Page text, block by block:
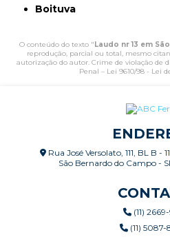
Boituva
O conteúdo do texto "Laudo nr 13 em
reprodução, parcial ou total, mesmo
autorização do autor. Crime de violação de
Penal – Lei 9610/98 - Lei
Rua José Versolato, 111, BL B -
São Bernardo do Campo -
(11) 2669-
(11)